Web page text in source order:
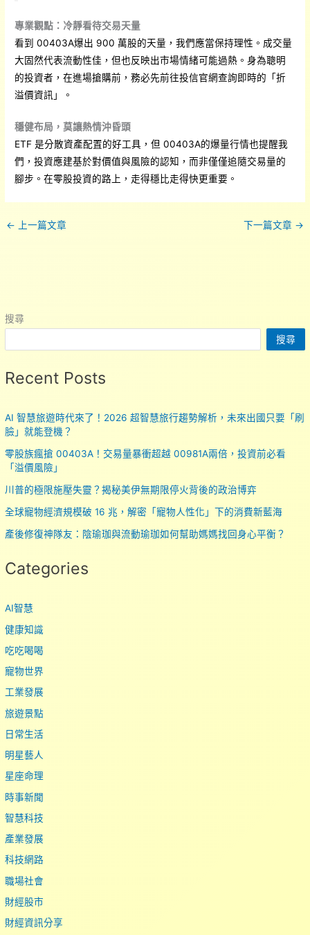
搜尋
搜尋
Recent Posts
AI 智慧旅遊時代來了！2026 超智慧旅行趨勢解析，未來出國只要「刷
臉」就能登機？
零股族瘋搶 00403A！交易量暴衝超越 00981A兩倍，投資前必看
「溢價風險」
川普的極限施壓失靈？揭秘美伊無期限停火背後的政治博弈
全球寵物經濟規模破 16 兆，解密「寵物人性化」下的消費新藍海
產後修復神隊友：陰瑜珈與流動瑜珈如何幫助媽媽找回身心平衡？
Categories
AI智慧
健康知識
吃吃喝喝
寵物世界
工業發展
旅遊景點
日常生活
明星藝人
星座命理
時事新聞
智慧科技
產業發展
科技網路
職場社會
財經股市
財經資訊分享
專業觀點：冷靜看待交易天量
看到 00403A爆出 900 萬股的天量，我們應當保持理性。成交量
大固然代表流動性佳，但也反映出市場情緒可能過熱。身為聰明
的投資者，在進場搶購前，務必先前往投信官網查詢即時的「折
溢價資訊」。
穩健布局，莫讓熱情沖昏頭
ETF 是分散資產配置的好工具，但 00403A的爆量行情也提醒我
們，投資應建基於對價值與風險的認知，而非僅僅追隨交易量的
腳步。在零股投資的路上，走得穩比走得快更重要。
← 上一篇文章 下一篇文章 →